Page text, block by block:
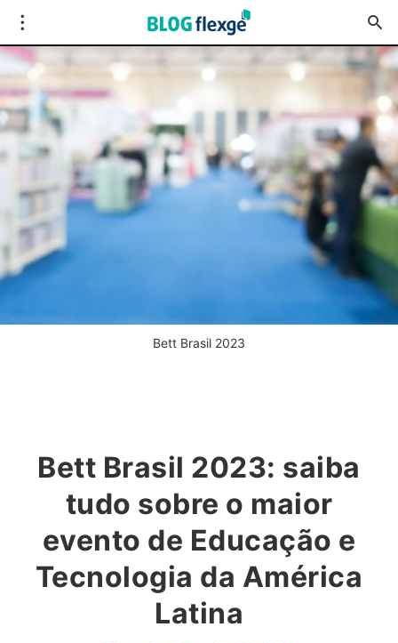
Bett Brasil 2023
Bett Brasil 2023: saiba
tudo sobre o maior
evento de Educação e
Tecnologia da América
Latina